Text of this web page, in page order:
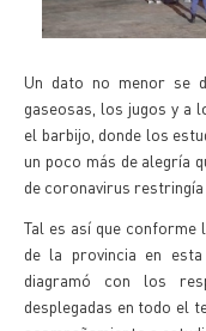
Un dato no menor se
gaseosas, los jugos y a
el barbijo, donde los
un poco más de alegría
de coronavirus restringía
Tal es así que
de la provincia en
diagramó con los
desplegadas en todo el